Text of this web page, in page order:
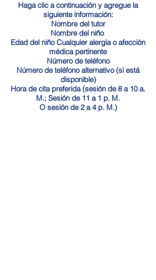
Haga clic a continuación y agregue la
siguiente información:
Nombre del tutor
Nombre del niño
Edad del niño Cualquier alergia o afección
médica pertinente
Número de teléfono
Número de teléfono alternativo (si está
disponible)
Hora de cita preferida (sesión de 8 a 10 a.
M.; Sesión de 11 a 1 p. M.
O sesión de 2 a 4 p. M.)